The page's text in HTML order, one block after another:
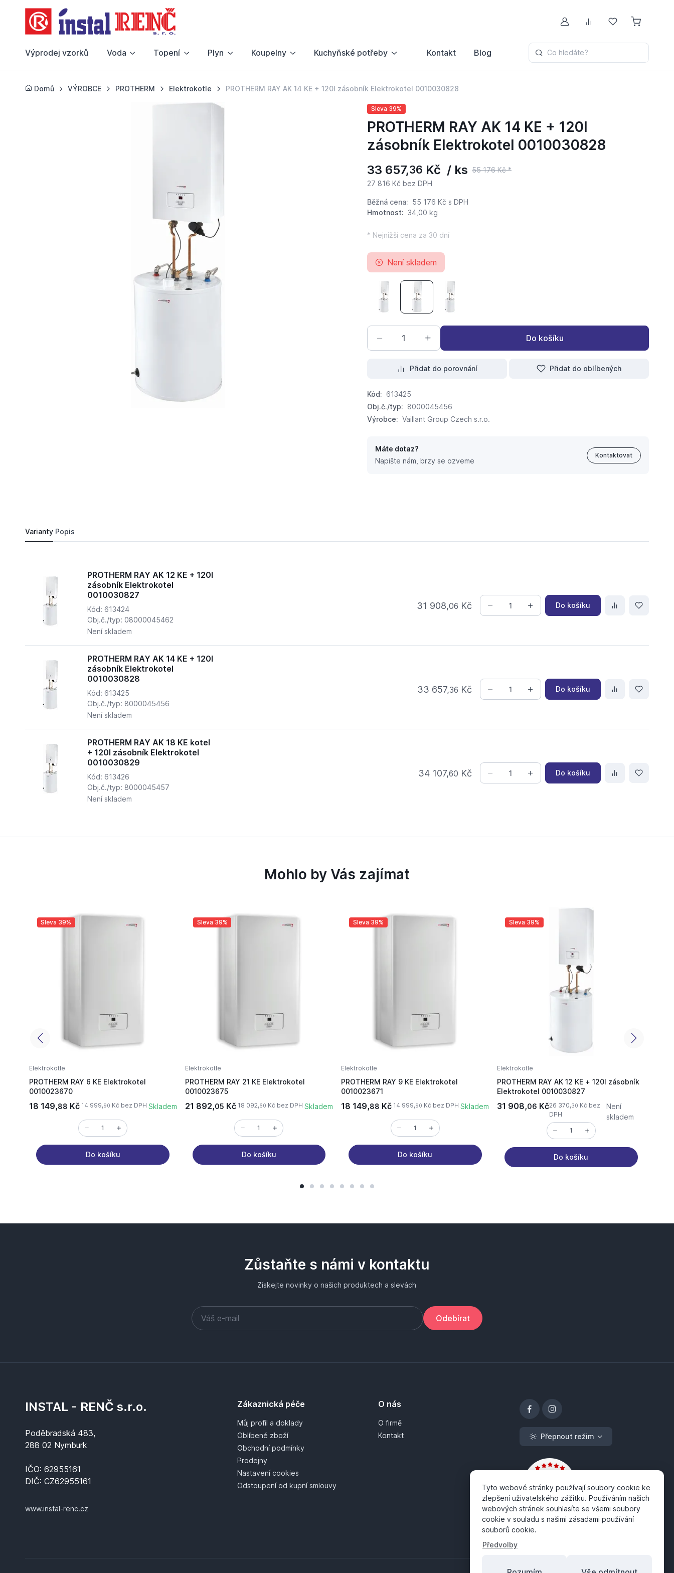
Můj účetPorovnávání
Oblíbené
Výprodej vzorků Voda Topení Plyn Koupelny Kuchyňské potřeby Kontakt Blog Co hledáte?
Domů VÝROBCE PROTHERM Elektrokotle PROTHERM RAY AK 14 KE + 120l zásobník Elektrokotel 0010030828
Sleva 39%
PROTHERM RAY AK 14 KE + 120l
zásobník Elektrokotel 0010030828
33 657,36 Kč / ks 55 176 Kč *
27 816 Kč bez DPH
Běžná cena: 55 176 Kč s DPH
Hmotnost: 34,00 kg
* Nejnižší cena za 30 dní
Není skladem
PROTHERM RAY AK 12 KE + 120l zásobník Elektrokotel 0010030827
PROTHERM RAY AK 14 KE + 120l zásobník Elektrokotel 0010030828
PROTHERM RAY AK 18 KE kotel + 120l zásobník Elektrokotel
Do košíku
Přidat do porovnání Přidat do oblíbených
Kód: 613425
Obj.č./typ: 8000045456
Výrobce: Vaillant Group Czech s.r.o.
Máte dotaz?
Napište nám, brzy se ozveme
Kontaktovat
Varianty Popis
PROTHERM RAY AK 12 KE + 120l
zásobník Elektrokotel
0010030827
Kód: 613424
Obj.č./typ: 08000045462
Není skladem
31 908,06 Kč Do košíku
PROTHERM RAY AK 14 KE + 120l
zásobník Elektrokotel
0010030828
Kód: 613425
Obj.č./typ: 8000045456
Není skladem
33 657,36 Kč Do košíku
PROTHERM RAY AK 18 KE kotel
+ 120l zásobník Elektrokotel
0010030829
Kód: 613426
Obj.č./typ: 8000045457
Není skladem
34 107,60 Kč Do košíku
Mohlo by Vás zajímat
Sleva 39%
Elektrokotle
PROTHERM RAY 6 KE Elektrokotel
0010023670
18 149,88 Kč 14 999,90 Kč bez DPH Skladem
Do košíku
Sleva 39%
Elektrokotle
PROTHERM RAY 21 KE Elektrokotel
0010023675
21 892,05 Kč 18 092,60 Kč bez DPH Skladem
Do košíku
Sleva 39%
Elektrokotle
PROTHERM RAY 9 KE Elektrokotel
0010023671
18 149,88 Kč 14 999,90 Kč bez DPH Skladem
Do košíku
Sleva 39%
Elektrokotle
PROTHERM RAY AK 12 KE + 120l zásobník
Elektrokotel 0010030827
31 908,06 Kč26 370,30 Kč bez
DPH
Není
skladem
Do košíku
Zůstaňte s námi v kontaktu
Získejte novinky o našich produktech a slevách
Odebírat
INSTAL - RENČ s.r.o.
Poděbradská 483,
288 02 Nymburk
IČO: 62955161
DIČ: CZ62955161
www.instal-renc.cz
Zákaznická péče
Můj profil a doklady
Oblíbené zboží
Obchodní podmínky
Prodejny
Nastavení cookies
Odstoupení od kupní smlouvy
O nás
O firmě
Kontakt
Přepnout režim
Tyto webové stránky používají soubory cookie ke
zlepšení uživatelského zážitku. Používáním našich
webových stránek souhlasíte se všemi soubory
cookie v souladu s našimi zásadami používání
souborů cookie.
Předvolby